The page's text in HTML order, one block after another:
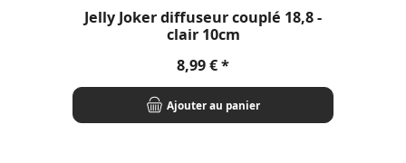
Jelly Joker diffuseur couplé 18,8 -
clair 10cm
Prix régulier :
8,99 €
Ajouter au panier